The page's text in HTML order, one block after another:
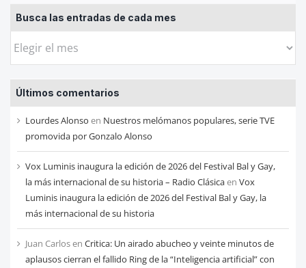
Busca las entradas de cada mes
Busca
entradas
de
cada
mes
Últimos comentarios
Lourdes Alonso en Nuestros melómanos populares, serie TVE
promovida por Gonzalo Alonso
Vox Luminis inaugura la edición de 2026 del Festival Bal y Gay,
la más internacional de su historia – Radio Clásicaen Vox
Luminis inaugura la edición de 2026 del Festival Bal y Gay, la
más internacional de su historia
Juan Carlosen Critica: Un airado abucheo y veinte minutos de
aplausos cierran el fallido Ring de la “Inteligencia artificial” con